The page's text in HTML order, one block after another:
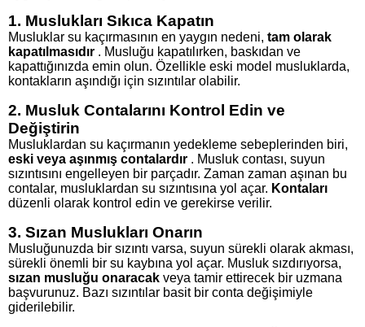
1. Muslukları Sıkıca Kapatın
Musluklar su kaçırmasının en yaygın nedeni, tam olarak
kapatılmasıdır . Musluğu kapatılırken, baskıdan ve
kapattığınızda emin olun. Özellikle eski model musluklarda,
kontakların aşındığı için sızıntılar olabilir.
2. Musluk Contalarını Kontrol Edin ve
Değiştirin
Musluklardan su kaçırmanın yedekleme sebeplerinden biri,
eski veya aşınmış contalardır . Musluk contası, suyun
sızıntısını engelleyen bir parçadır. Zaman zaman aşınan bu
contalar, musluklardan su sızıntısına yol açar. Kontaları
düzenli olarak kontrol edin ve gerekirse verilir.
3. Sızan Muslukları Onarın
Musluğunuzda bir sızıntı varsa, suyun sürekli olarak akması,
sürekli önemli bir su kaybına yol açar. Musluk sızdırıyorsa,
sızan musluğu onaracak veya tamir ettirecek bir uzmana
başvurunuz. Bazı sızıntılar basit bir conta değişimiyle
giderilebilir.